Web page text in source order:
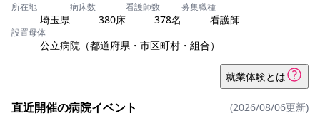
所在地
埼玉県
病床数
380床
看護師数
378名
募集職種
看護師
設置母体
公立病院（都道府県・市区町村・組合）
就業体験とは
直近開催の病院イベント (2026/08/06更新)